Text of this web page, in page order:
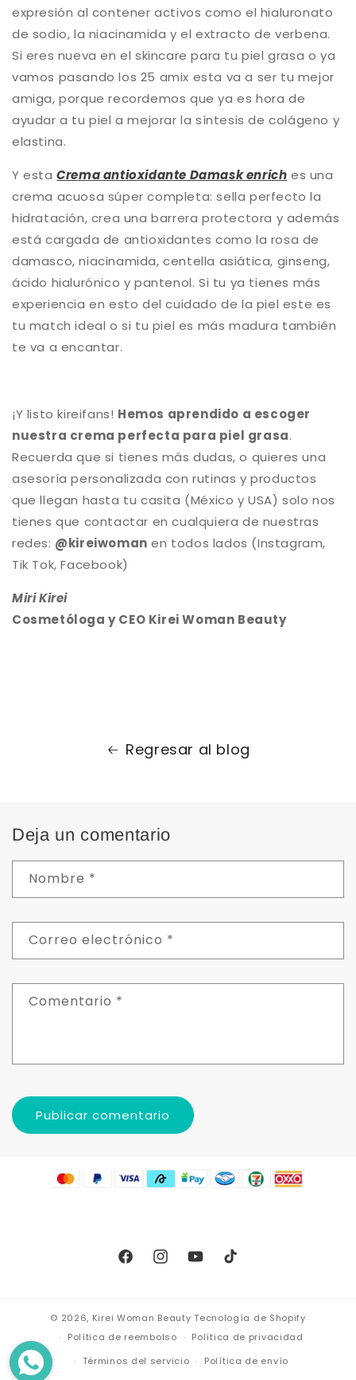
expresión al contener activos como el hialuronato
de sodio, la niacinamida y el extracto de verbena.
Si eres nueva en el skincare para tu piel grasa o ya
vamos pasando los 25 amix esta va a ser tu mejor
amiga, porque recordemos que ya es hora de
ayudar a tu piel a mejorar la síntesis de colágeno y
elastina.
Y estaCrema antioxidante Damask enrich es una
crema acuosa súper completa: sella perfecto la
hidratación, crea una barrera protectora y además
está cargada de antioxidantes como la rosa de
damasco, niacinamida, centella asiática, ginseng,
ácido hialurónico y pantenol. Si tu ya tienes más
experiencia en esto del cuidado de la piel este es
tu match ideal o si tu piel es más madura también
te va a encantar.
¡Y listo kireifans! Hemos aprendido a escoger
nuestra crema perfecta para piel grasa.
Recuerda que si tienes más dudas, o quieres una
asesoría personalizada con rutinas y productos
que llegan hasta tu casita (México y USA) solo nos
tienes que contactar en cualquiera de nuestras
redes: @kireiwoman en todos lados (Instagram,
Tik Tok, Facebook)
Miri Kirei
Cosmetóloga yCEO Kirei Woman Beauty
Regresar al blog
Deja un comentario
Nombre *
Correo electrónico *
Comentario *
FacebookInstagramYouTubeTikTok
© 2026, Kirei Woman Beauty Tecnología de Shopify
Política de reembolso
Política de privacidad
Términos del servicio
Política de envío